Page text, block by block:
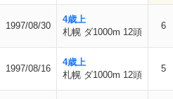
1997/08/30
4歳上
札幌 ダ1000m 12頭
6
1997/08/16
4歳上
札幌 ダ1000m 12頭
5